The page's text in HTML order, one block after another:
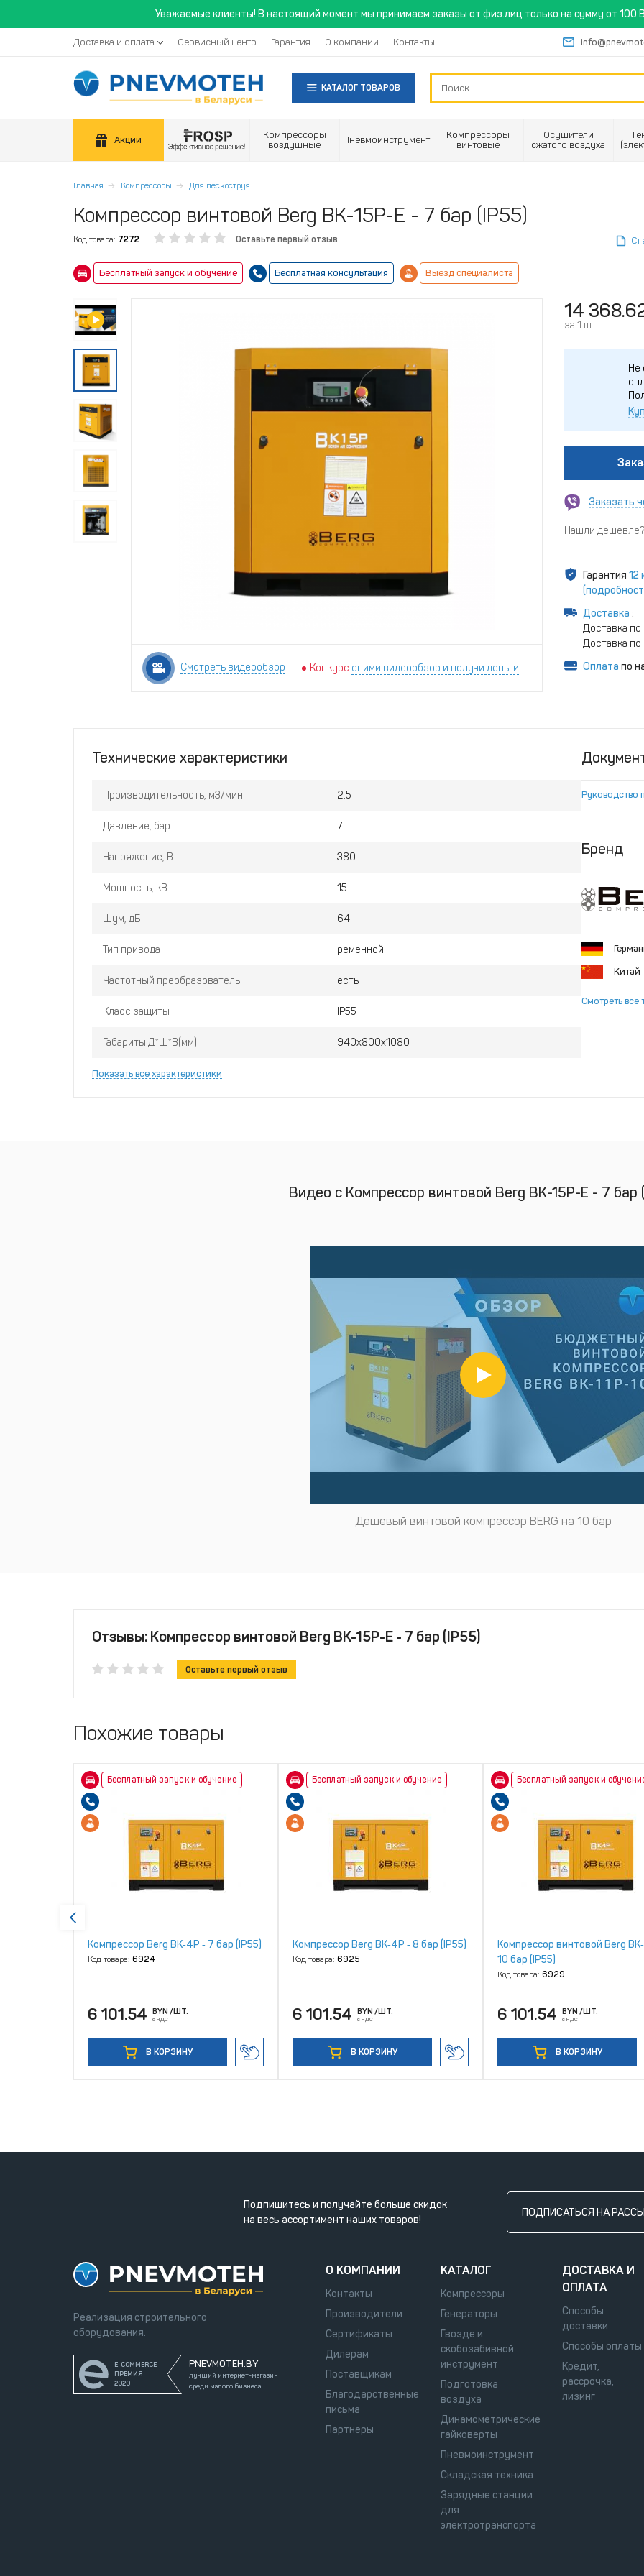
Уважаемые клиенты! В настоящий момент мы принимаем заказы от физ.лиц только на сумму от 100
Доставка и оплата Сервисный центр Гарантия О компании Контакты
КАТАЛОГ ТОВАРОВ
Акции
Компрессоры
воздушные
Пневмоинструмент
Компрессоры
винтовые
Осушители
сжатого воздуха
Главная Компрессоры Для пескоструя
Компрессор винтовой Berg ВК-15Р-Е - 7 бар (IP55)
Код товара: 7272 Оставьте первый отзыв
Бесплатный запуск и обучение Бесплатная консультация Выезд специалиста
Смотреть видеообзор Конкурс сними видеообзор и получи деньги
14
за 1 шт.
Не
Заказать
Нашли
Гарантия 12
Доставка :
Доставка
Доставка по
Оплата по
Технические характеристики
Производительность, м3/мин 2.5
Давление, бар 7
Напряжение, В 380
Мощность, кВт 15
Шум, дБ 64
Тип привода ременной
Частотный преобразователь есть
Класс защиты IP55
Габариты Д*Ш*В(мм) 940х800х1080
Показать все характеристики
Руководство
Бренд
Китай
Смотреть все
Видео с Компрессор винтовой Berg ВК-15Р-Е - 7 бар
Дешевый винтовой компрессор BERG на 10 бар
Отзывы: Компрессор винтовой Berg ВК-15Р-Е - 7 бар (IP55)
Оставьте первый отзыв
Похожие товары
Бесплатный запуск и обучение
Компрессор Berg ВК‑4Р ‑ 7 бар (IP55)
Код товара: 6924
6 101.54 BYN /ШТ.
с НДС
В КОРЗИНУ
Бесплатный запуск и обучение
Компрессор Berg ВК‑4Р ‑ 8 бар (IP55)
Код товара: 6925
6 101.54 BYN /ШТ.
с НДС
В КОРЗИНУ
Бесплатный запуск и
Компрессор винтовой Berg
10 бар (IP55)
Код товара: 6929
6 101.54 BYN /ШТ.
с НДС
В КОРЗИНУ
Подпишитесь и получайте больше скидок
на весь ассортимент наших товаров!
ПОДПИСАТЬСЯ НА
Реализация строительного
оборудования.
E-COMMERCE
ПРЕМИЯ
2020
PNEVMOTEH.BY
лучший интернет-магазин
среди малого бизнеса
О КОМПАНИИ
Контакты
Производители
Сертификаты
Дилерам
Поставщикам
Благодарственные
письма
Партнеры
КАТАЛОГ
Компрессоры
Генераторы
Гвозде и
скобозабивной
инструмент
Подготовка
воздуха
Динамометрические
гайковерты
Пневмоинструмент
Складская техника
Зарядные станции
для
электротранспорта
ДОСТАВКА И
ОПЛАТА
Способы
доставки
Способы оплаты
Кредит,
рассрочка,
лизинг